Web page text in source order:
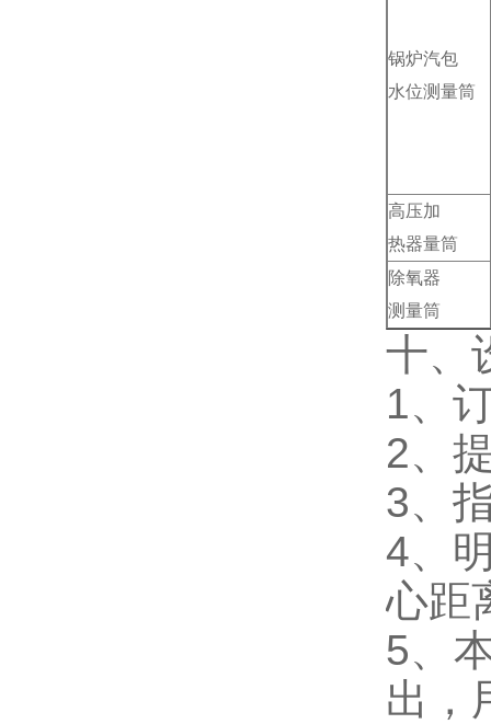
锅炉汽包
水位测量筒
高压加
热器量筒
除氧器
测量筒
十、
1、
2、
3、
4、
心距
5、
出，